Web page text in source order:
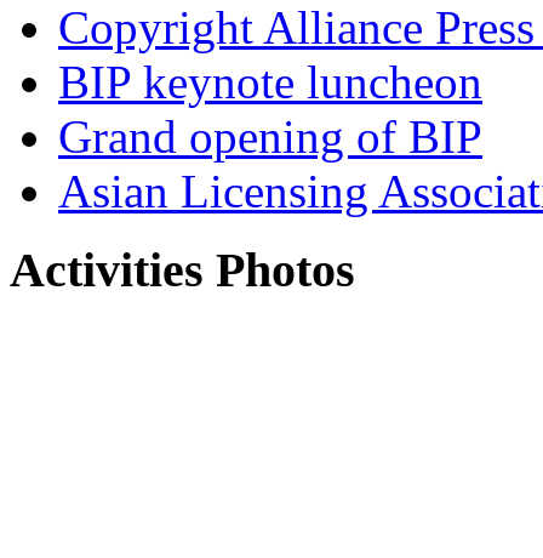
Copyright Alliance
BIP keynote luncheon
Grand opening of BIP
Asian Licensing
Activities Photos